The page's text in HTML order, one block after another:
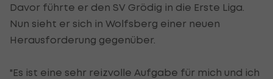
Davor führte er den SV Grödig in die Erste Liga.
Nun sieht er sich in Wolfsberg einer neuen
Herausforderung gegenüber.
"Es ist eine sehr reizvolle Aufgabe für mich und ich